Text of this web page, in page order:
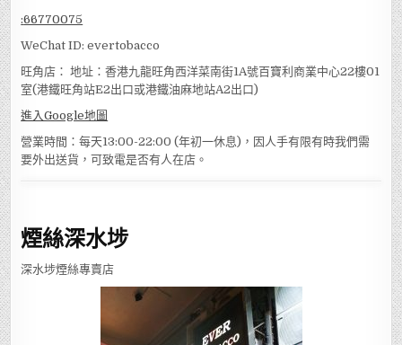
WeChat ID: evertobacco
旺角店： 地址：香港九龍旺角西洋菜南街1A號百寶利商業中心22樓01
進入Google地圖
營業時間：每天13:00-22:00 (年初一休息)，因人手有限有時我們需
煙絲深水埗